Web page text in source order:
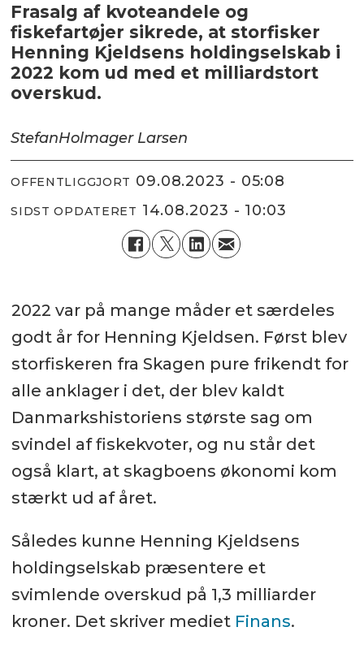
Frasalg af kvoteandele og
fiskefartøjer sikrede, at storfisker
Henning Kjeldsens holdingselskab i
2022 kom ud med et milliardstort
overskud.
StefanHolmager Larsen
OFFENTLIGGJORT 09.08.2023 - 05:08
SIDST OPDATERET 14.08.2023 - 10:03
2022 var på mange måder et særdeles
godt år for Henning Kjeldsen. Først blev
storfiskeren fra Skagen pure frikendt for
alle anklager i det, der blev kaldt
Danmarkshistoriens største sag om
svindel af fiskekvoter, og nu står det
også klart, at skagboens økonomi kom
stærkt ud af året.
Således kunne Henning Kjeldsens
holdingselskab præsentere et
svimlende overskud på 1,3 milliarder
kroner. Det skriver mediet Finans.